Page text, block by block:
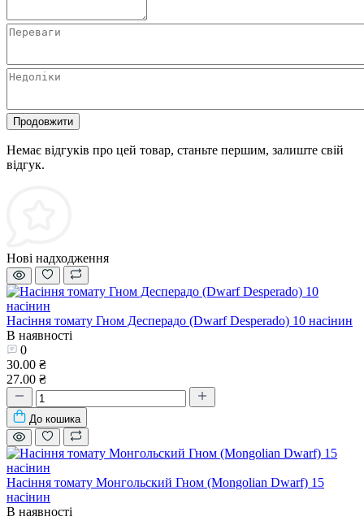
Продовжити
Немає відгуків про цей товар, станьте першим, залиште свій
відгук.
Нові надходження
Насіння томату Гном Десперадо (Dwarf Desperado) 10 насінин
В наявності
0
30.00 ₴
27.00 ₴
До кошика
Насіння томату Монгольский Гном (Mongolian Dwarf) 15
насінин
В наявності